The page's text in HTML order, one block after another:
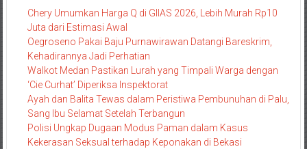
Chery Umumkan Harga Q di GIIAS 2026, Lebih Murah Rp10
Juta dari Estimasi Awal
Oegroseno Pakai Baju Purnawirawan Datangi Bareskrim,
Kehadirannya Jadi Perhatian
Walkot Medan Pastikan Lurah yang Timpali Warga dengan
‘Cie Curhat’ Diperiksa Inspektorat
Ayah dan Balita Tewas dalam Peristiwa Pembunuhan di Palu,
Sang Ibu Selamat Setelah Terbangun
Polisi Ungkap Dugaan Modus Paman dalam Kasus
Kekerasan Seksual terhadap Keponakan di Bekasi